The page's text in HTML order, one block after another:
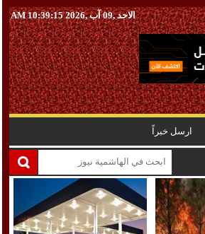
الاحد ,09 آب ,2026 10:39:16 AM
ارسل خبراً